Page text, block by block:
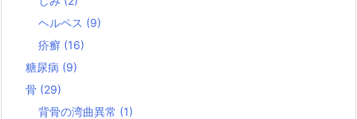
ヘルペス (9)
疥癬 (16)
糖尿病 (9)
骨 (29)
背骨の湾曲異常 (1)